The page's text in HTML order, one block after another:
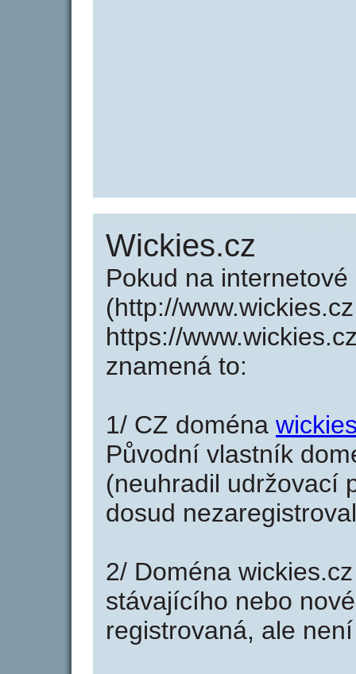
Wickies.cz
Pokud na
(http://
https://
znamená to:
1/ CZ doména
Původní vlastník
(neuhradil udržovací
dosud
2/ Doména
stávajícího nebo
registrovaná, ale